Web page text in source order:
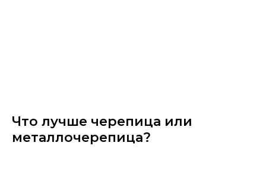
Что лучше черепица или
металлочерепица?